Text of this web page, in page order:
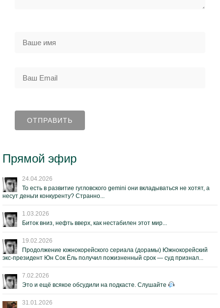
Прямой эфир
24.04.2026
То есть в развитие гугловского gemini они вкладываться не хотят, а
несут деньги конкуренту? Странно...
1.03.2026
Биток вниз, нефть вверх, как нестабилен этот мир...
19.02.2026
Продолжение южнокорейского сериала (дорамы) Южнокорейский
экс-президент Юн Сок Ёль получил пожизненный срок — суд признал...
7.02.2026
Это и ещё всякое обсудили на подкасте. Слушайте
31.01.2026